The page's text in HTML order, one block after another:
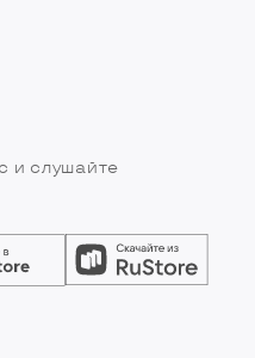
и слушайте